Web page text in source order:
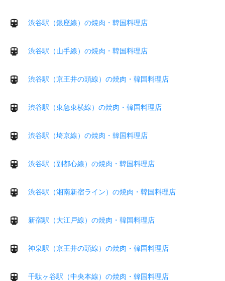
渋谷駅（銀座線）の焼肉・韓国料理店
渋谷駅（山手線）の焼肉・韓国料理店
渋谷駅（京王井の頭線）の焼肉・韓国料理店
渋谷駅（東急東横線）の焼肉・韓国料理店
渋谷駅（埼京線）の焼肉・韓国料理店
渋谷駅（副都心線）の焼肉・韓国料理店
渋谷駅（湘南新宿ライン）の焼肉・韓国料理店
新宿駅（大江戸線）の焼肉・韓国料理店
神泉駅（京王井の頭線）の焼肉・韓国料理店
千駄ヶ谷駅（中央本線）の焼肉・韓国料理店